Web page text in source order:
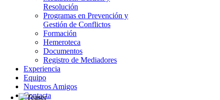
Resolución
Programas en Prevención y
Gestión de Conflictos
Formación
Hemeroteca
Documentos
Registro de Mediadores
Experiencia
Equipo
Nuestros Amigos
Contacta